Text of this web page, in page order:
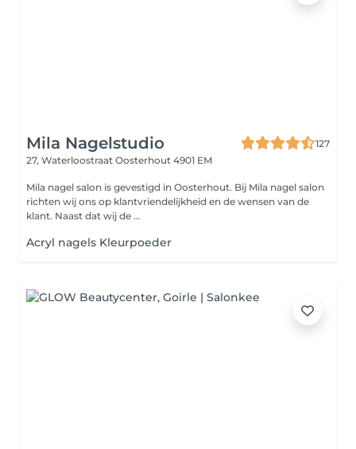
Mila Nagelstudio
127
27, Waterloostraat Oosterhout 4901 EM
Mila nagel salon is gevestigd in Oosterhout. Bij Mila nagel salon
richten wij ons op klantvriendelijkheid en de wensen van de
klant. Naast dat wij de ...
Acryl nagels Kleurpoeder